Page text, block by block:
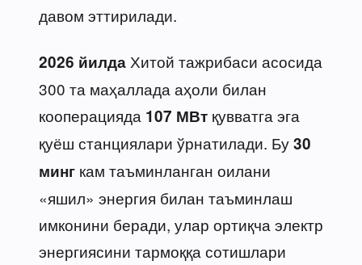
давом эттирилади.
2026 йилда Хитой тажрибаси асосида
300 та маҳаллада аҳоли билан
кооперацияда 107 МВт қувватга эга
қуёш станциялари ўрнатилади. Бу30
минг кам таъминланган оилани
«яшил» энергия билан таъминлаш
имконини беради, улар ортиқча электр
энергиясини тармоққа сотишлари